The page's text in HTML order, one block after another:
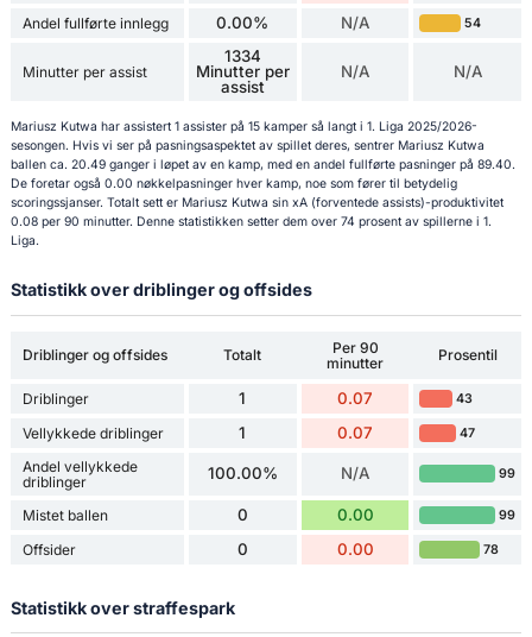
Andel fullførte innlegg 0.00% N/A 54
Minutter per assist
1334
Minutter per
assist
N/A N/A
Mariusz Kutwa har assistert 1 assister på 15 kamper så langt i 1. Liga 2025/2026-
sesongen. Hvis vi ser på pasningsaspektet av spillet deres, sentrer Mariusz Kutwa
ballen ca. 20.49 ganger i løpet av en kamp, med en andel fullførte pasninger på 89.40.
De foretar også 0.00 nøkkelpasninger hver kamp, noe som fører til betydelig
scoringssjanser. Totalt sett er Mariusz Kutwa sin xA (forventede assists)-produktivitet
0.08 per 90 minutter. Denne statistikken setter dem over 74 prosent av spillerne i 1.
Liga.
Statistikk over driblinger og offsides
Driblinger og offsides Totalt
Per 90
minutter
Prosentil
Driblinger 1 0.07 43
Vellykkede driblinger 1 0.07 47
Andel vellykkede
driblinger
100.00% N/A 99
Mistet ballen 0 0.00 99
Offsider 0 0.00 78
Statistikk over straffespark